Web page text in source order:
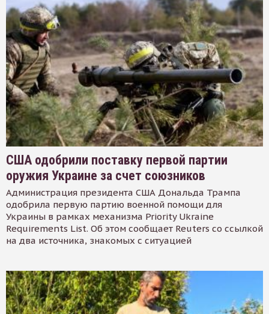
США одобрили поставку первой партии
оружия Украине за счет союзников
Администрация президента США Дональда Трампа
одобрила первую партию военной помощи для
Украины в рамках механизма Priority Ukraine
Requirements List. Об этом сообщает Reuters со ссылкой
на два источника, знакомых с ситуацией